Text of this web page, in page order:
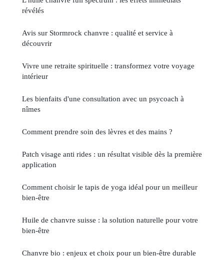
révélés
Avis sur Stormrock chanvre : qualité et service à
découvrir
Vivre une retraite spirituelle : transformez votre voyage
intérieur
Les bienfaits d'une consultation avec un psycoach à
nîmes
Comment prendre soin des lèvres et des mains ?
Patch visage anti rides : un résultat visible dès la première
application
Comment choisir le tapis de yoga idéal pour un meilleur
bien-être
Huile de chanvre suisse : la solution naturelle pour votre
bien-être
Chanvre bio : enjeux et choix pour un bien-être durable